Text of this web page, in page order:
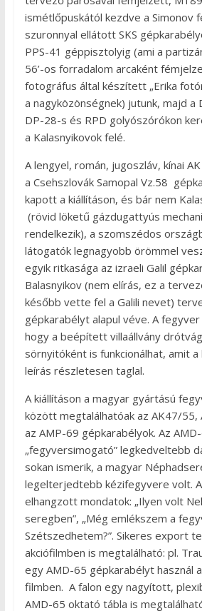
ismétlőpuskától kezdve a Simonov
szuronnyal ellátott SKS
PPS-41 géppisztolyig (ami a
56’-os forradalom arcaként
fotográfus által készített „Erika
a nagyközönségnek) jutunk, majd
DP-28-s és RPD golyószórókon
a Kalasnyikovok felé.
A lengyel, román, jugoszláv, kínai
a Csehszlovák Samopal Vz.58
kapott a kiállításon, és bár nem
(rövid löketű gázdugattyús
rendelkezik), a szomszédos
látogatók legnagyobb örömmel
egyik ritkasága az izraeli Galil
Balasnyikov (nem elírás, ez a
később vette fel a Galili nevet)
gépkarabélyt alapul véve. A
hogy a beépített villaállvány
sörnyitóként is funkcionálhat, amit
leírás részletesen taglal.
A kiállításon a magyar gyártású
között megtalálhatóak az AK47/55,
az AMP-69 gépkarabélyok. Az
„fegyversimogató” legkedveltebb
sokan ismerik, a magyar
legelterjedtebb kézifegyvere volt.
elhangzott mondatok: „Ilyen volt
seregben”, „Még emlékszem a
Szétszedhetem?”. Sikeres export
akciófilmben is megtalálható: pl.
egy AMD-65 gépkarabélyt használ
filmben. A falon egy nagyított,
AMD-65 oktató tábla is